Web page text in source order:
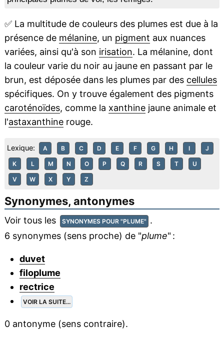
✅La multitude de couleurs des plumes est due à la
présence de mélanine, un pigment aux nuances
variées, ainsi qu'à son irisation. La mélanine, dont
la couleur varie du noir au jaune en passant par le
brun, est déposée dans les plumes par des cellules
spécifiques. On y trouve également des pigments
caroténoïdes, comme la xanthinejaune animale et
l'astaxanthinerouge.
Lexique: A B C D E F G H I J
K L M N O P Q R S T U
V W X Y Z
Synonymes, antonymes
Voir tous les SYNONYMES POUR "PLUME" .
6 synonymes (sens proche) de "plume" :
duvet
filoplume
rectrice
VOIR LA SUITE...
0 antonyme (sens contraire).